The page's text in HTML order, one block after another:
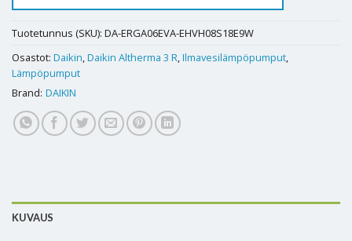
Tuotetunnus (SKU): DA-ERGA06EVA-EHVH08S18E9W
Osastot: Daikin,Daikin Altherma 3 R,Ilmavesilämpöpumput,
Lämpöpumput
Brand: DAIKIN
KUVAUS